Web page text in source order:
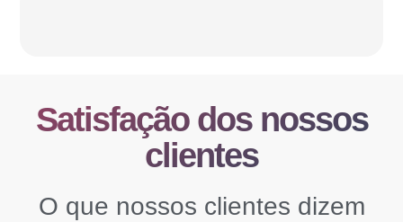
Satisfação dos nossos
clientes
O que nossos clientes dizem